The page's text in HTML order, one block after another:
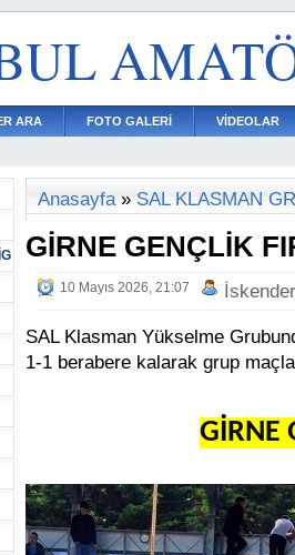
ARA FOTO GALERİ VİDEOLAR
Anasayfa» SAL KLASMAN
GİRNE GENÇLİK
10 Mayıs 2026, 21:07
SAL Klasman Yükselme
1-1 berabere kalarak grup
GİRNE